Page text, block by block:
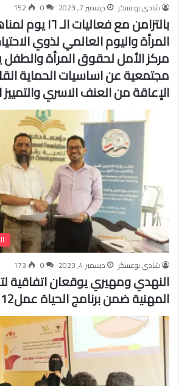
شادي بوعسكر
ديسمبر 7, 2023 0
152
بالتزامن مع
المرأة واليوم العالمي لذوي
مركز الأمل لحقوق المرأة والطفل
مجتمعية عن اساسيات الحماية
الإعاقة من العنف الاسري
شادي بوعسكر
ديسمبر 4, 2023 0
173
النهدي ومهيري يوقعان اتفاقية
المهنية ضمن برنامج الحياة عمل12